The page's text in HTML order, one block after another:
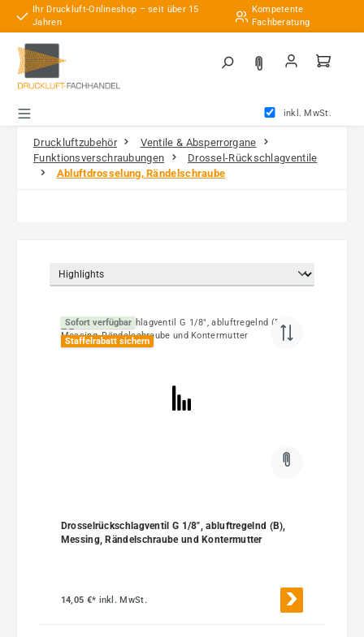
Zum Hauptinhalt springen
Ihr Druckluft-Onlineshop – seit über 15
Jahren
Kompetente
Fachberatung
inkl. MwSt.
Druckluftzubehör
Ventile & Absperrorgane
Funktionsverschraubungen
Drossel-Rückschlagventile
Abluftdrosselung, Rändelschraube
Sofort verfügbar
Staffelrabatt sichern
Drosselrückschlagventil G 1/8", abluftregelnd (B),
Messing, Rändelschraube und Kontermutter
14,05 €* inkl. MwSt.